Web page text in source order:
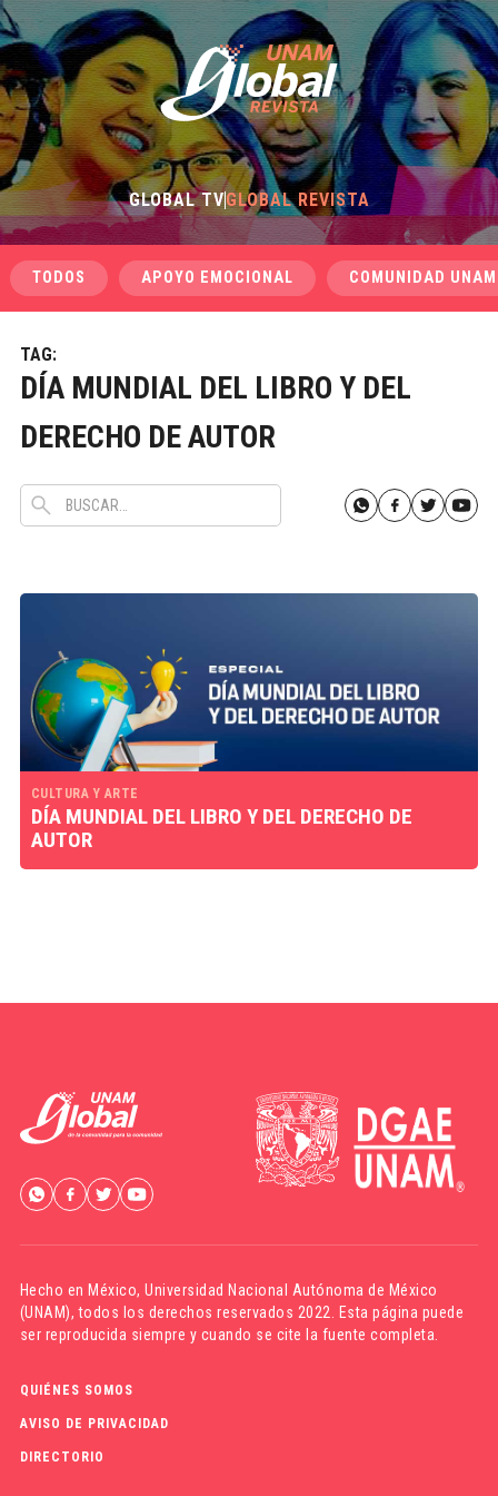
GLOBAL TVGLOBAL REVISTA
TODOS APOYO EMOCIONAL COMUNIDAD UNAM
TAG:
DÍA MUNDIAL DEL LIBRO Y DEL
DERECHO DE AUTOR
CULTURA Y ARTE
DÍA MUNDIAL DEL LIBRO Y DEL DERECHO DE
AUTOR
Hecho en México,Universidad Nacional Autónoma de México
(UNAM), todos los derechos reservados 2022. Esta página puede
ser reproducida siempre y cuando se cite la fuente completa.
QUIÉNES SOMOS
AVISO DE PRIVACIDAD
DIRECTORIO